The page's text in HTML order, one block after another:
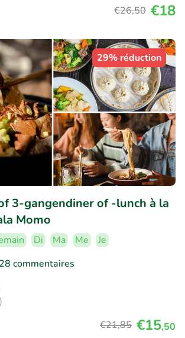
€26,50 €18
29% réduction
3-gangendiner of -lunch à la
Momo
Di Ma Me
Je
commentaires
€21,85 €15,50